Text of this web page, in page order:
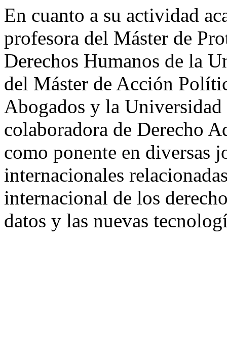
En cuanto a su actividad
profesora del Máster de
Derechos Humanos de la
del Máster de Acción
Abogados y la
colaboradora de Derecho
como ponente en diversas
internacionales
internacional de los
datos y las nuevas